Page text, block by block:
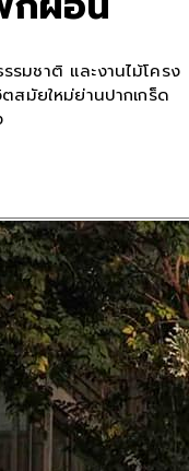
มชาติ และงานไม้โครง
สมัยใหม่ย่านปากเกร็ด